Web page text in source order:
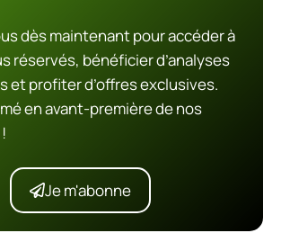
dès maintenant pour accéder à
réservés, bénéficier d’analyses
et profiter d’offres exclusives.
en avant-première de nos
Je m'abonne